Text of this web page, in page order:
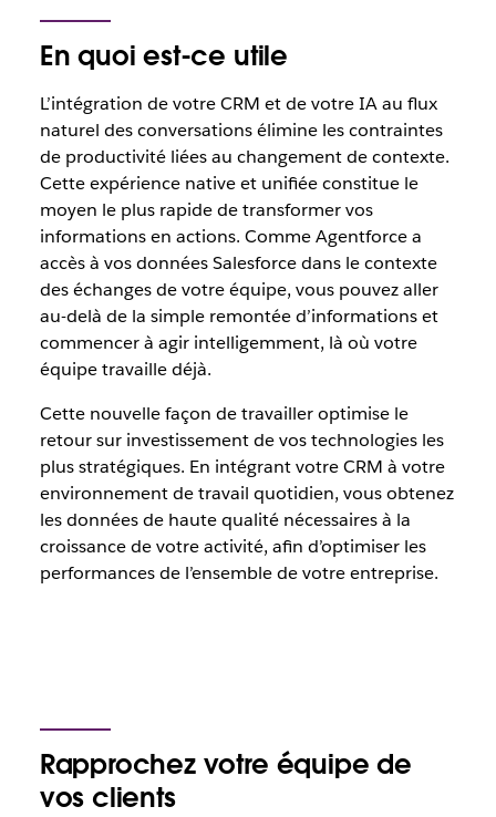
En quoi est-ce utile
L’intégration de votre CRM et de votre IA au flux
naturel des conversations élimine les contraintes
de productivité liées au changement de contexte.
Cette expérience native et unifiée constitue le
moyen le plus rapide de transformer vos
informations en actions. Comme Agentforce a
accès à vos données Salesforce dans le contexte
des échanges de votre équipe, vous pouvez aller
au-delà de la simple remontée d’informations et
commencer à agir intelligemment, là où votre
équipe travaille déjà.
Cette nouvelle façon de travailler optimise le
retour sur investissement de vos technologies les
plus stratégiques. En intégrant votre CRM à votre
environnement de travail quotidien, vous obtenez
les données de haute qualité nécessaires à la
croissance de votre activité, afin d’optimiser les
performances de l’ensemble de votre entreprise.
Rapprochez votre équipe de
vos clients